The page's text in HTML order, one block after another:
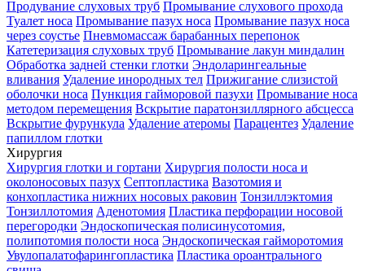
Продувание слуховых труб Промывание слухового прохода
Туалет носа Промывание пазух носа Промывание пазух носа
через соустье Пневмомассаж барабанных перепонок
Катетеризация слуховых труб Промывание лакун миндалин
Обработка задней стенки глотки Эндоларингеальные
вливания Удаление инородных тел Прижигание слизистой
оболочки носа Пункция гайморовой пазухи Промывание носа
методом перемещения Вскрытие паратонзиллярного абсцесса
Вскрытие фурункула Удаление атеромы Парацентез Удаление
папиллом глотки
Хирургия
Хирургия глотки и гортани Хирургия полости носа и
околоносовых пазух Септопластика Вазотомия и
конхопластика нижних носовых раковин Тонзиллэктомия
Тонзиллотомия Аденотомия Пластика перфорации носовой
перегородки Эндоскопическая полисинусотомия,
полипотомия полости носа Эндоскопическая гайморотомия
Увулопалатофарингопластика Пластика ороантрального